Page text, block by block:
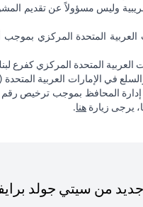
وليس مسؤولاً عن تقديم
المتحدة المركزي كفرع
يرجى زيارة هنا.
من سيتي جولد